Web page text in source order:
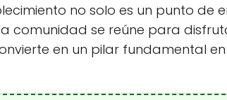
no solo es un punto de
comunidad se reúne para
en un pilar fundamental